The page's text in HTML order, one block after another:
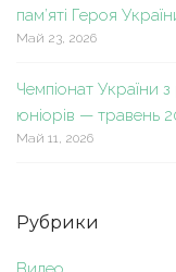
пам’яті Героя
Май 23, 2026
Чемпіонат України
юніорів — травень
Май 11, 2026
Рубрики